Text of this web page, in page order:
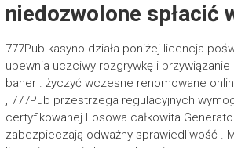
niedozwolone spłacić
777Pub kasyno działa poniżej licencja
upewnia uczciwy rozgrywkę i
baner . życzyć wczesne renomowane
, 777Pub przestrzega regulacyjnych
certyfikowanej Losowa całkowita
zabezpieczają odważny sprawiedliwość .